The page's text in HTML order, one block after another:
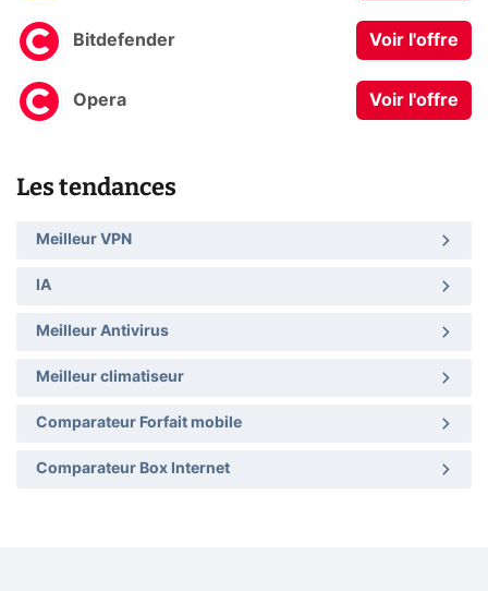
Bitdefender Voir l'offre
Opera Voir l'offre
Les tendances
Meilleur VPN
IA
Meilleur Antivirus
Meilleur climatiseur
Comparateur Forfait mobile
Comparateur Box Internet